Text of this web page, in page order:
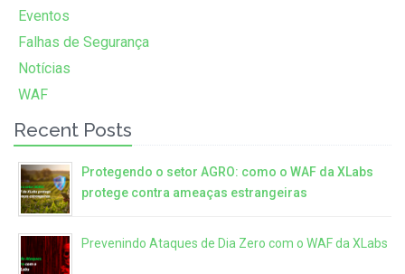
Eventos
Falhas de Segurança
Notícias
WAF
Recent Posts
Protegendo o setor AGRO: como o WAF da XLabs
protege contra ameaças estrangeiras
Prevenindo Ataques de Dia Zero com o WAF da XLabs